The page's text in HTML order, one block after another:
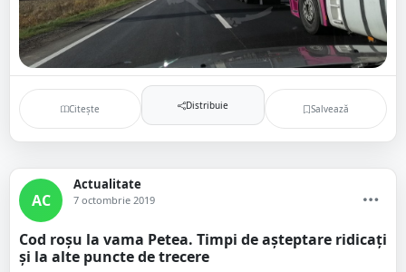
Citește Distribuie Salvează
AC
Actualitate
7 octombrie 2019
Cod roșu la vama Petea. Timpi de așteptare ridicați
și la alte puncte de trecere